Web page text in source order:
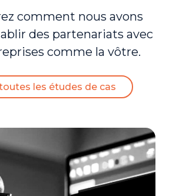
comment nous avons
des partenariats avec
comme la vôtre.
les études de cas